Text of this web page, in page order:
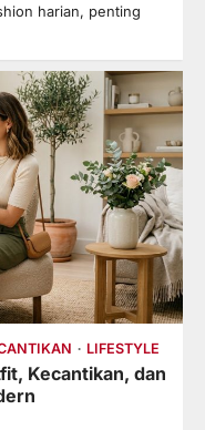
harian, penting
LIFESTYLE
Kecantikan, dan